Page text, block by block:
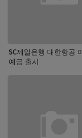
SC제일은행 대한항공
예금 출시